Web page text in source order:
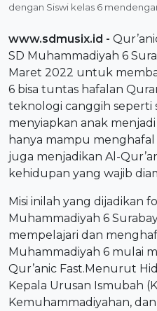
dengan Siswi kelas 6
www.sdmusix.id -
SD Muhammadiyah 6
Maret 2022 untuk
6 bisa tuntas hafalan
teknologi canggih seperti
menyiapkan anak
hanya mampu menghafal
juga menjadikan Al-
kehidupan yang wajib
Misi inilah yang dijadikan
Muhammadiyah 6
mempelajari dan
Muhammadiyah 6 mulai
Qur’anic Fast.Menurut
Kepala Urusan Ismubah
Kemuhammadiyahan, dan